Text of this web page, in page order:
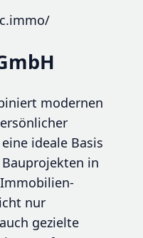
modernen
ideale Basis
in
nur
gezielte